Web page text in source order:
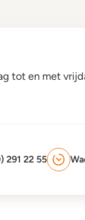
tot en met
291 22 55